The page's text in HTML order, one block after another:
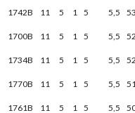
1742B 11 5 1 5 5,5
1700B 11 5 1 5 5,5
1734B 11 5 1 5 5,5
1770B 11 5 1 5 5,5
1761B 11 5 1 5 5,5